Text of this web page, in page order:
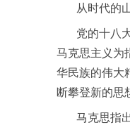
从时代的山
党的十八大
马克思主义为
华民族的伟大
断攀登新的思
马克思指出